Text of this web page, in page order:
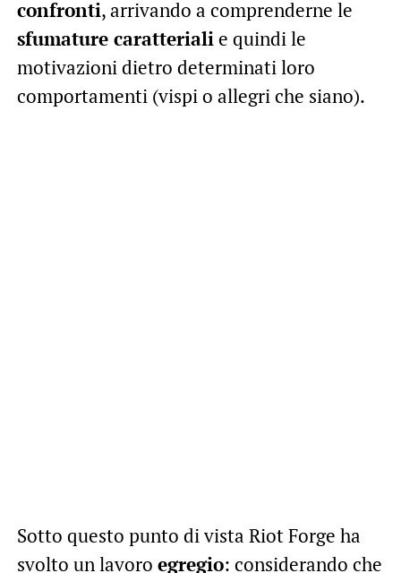
confronti, arrivando a comprenderne le
sfumature caratterialie quindi le
motivazioni dietro determinati loro
comportamenti (vispi o allegri che siano).
Sotto questo punto di vista Riot Forge ha
svolto un lavoro egregio: considerando che